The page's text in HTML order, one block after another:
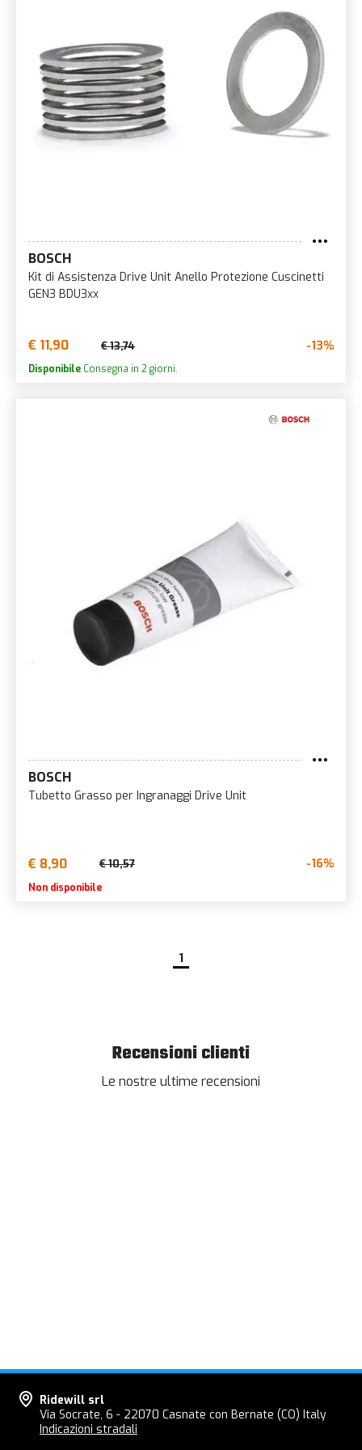
BOSCH
Kit di Assistenza Drive Unit Anello Protezione Cuscinetti
GEN3 BDU3xx
€ 11,90 € 13,74 -13%
Disponibile Consegna in 2 giorni.
BOSCH
Tubetto Grasso per Ingranaggi Drive Unit
€ 8,90 € 10,57 -16%
Non disponibile
1
Recensioni clienti
Le nostre ultime recensioni
Ridewill srl
Via Socrate, 6 - 22070 Casnate con Bernate (CO) Italy
Indicazioni stradali